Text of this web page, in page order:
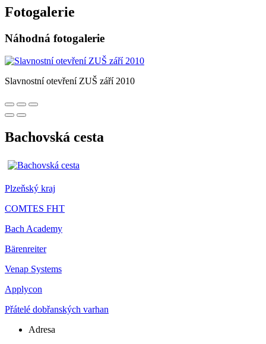
Fotogalerie
Náhodná fotogalerie
Slavnostní otevření ZUŠ září 2010
Bachovská cesta
Plzeňský kraj
COMTES FHT
Bach Academy
Bärenreiter
Venap Systems
Applycon
Přátelé dobřanských varhan
Adresa